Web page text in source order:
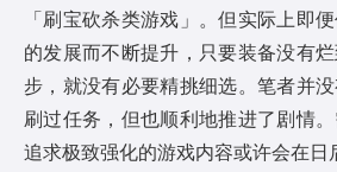
「刷宝砍杀类游戏」。但实际上即
的发展而不断提升，只要装备没有
步，就没有必要精挑细选。笔者并
刷过任务，但也顺利地推进了剧情
追求极致强化的游戏内容或许会在